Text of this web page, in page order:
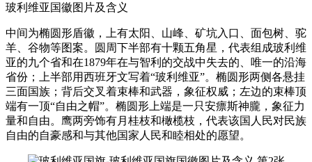
玻利维亚国徽图片及含义
中间为椭圆形盾徽，上有太阳、山峰、矿坑入口、面包树、驼
羊、谷物等图案。圆周下半部有十颗五角星，代表组成玻利维
亚的九个省和在1879年在与智利的交战中失去的、唯一的沿海
省份；上半部用西班牙文写着“玻利维亚”。椭圆形两侧各悬挂
三面国族；背后交叉着束棒和武器，象征权威；左边的束棒顶
端有一顶“自由之帽”。椭圆形上端是一只安瘭斯神朧，象征力
量和自由。鹰两旁饰有月桂枝和橄榄枝，代表该国人民对民族
自由的自豪感和与其他国家人民和睦相处的愿望。